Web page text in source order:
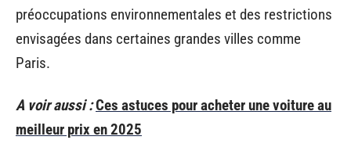
préoccupations environnementales et des restrictions
envisagées dans certaines grandes villes comme
Paris.
A voir aussi :Ces astuces pour acheter une voiture au
meilleur prix en 2025